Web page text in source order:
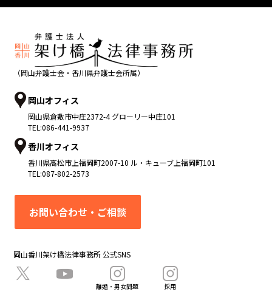
（岡山弁護士会・香川県弁護士会所属）
岡山オフィス
岡山県倉敷市中庄2372-4 グローリー中庄101
TEL:086-441-9937
香川オフィス
香川県高松市 上福岡町2007-10 ル・キューブ上福岡町101
TEL:087-802-2573
お問い合わせ・ご相談
岡山香川架け橋法律事務所 公式SNS
離婚・男女問題 採用